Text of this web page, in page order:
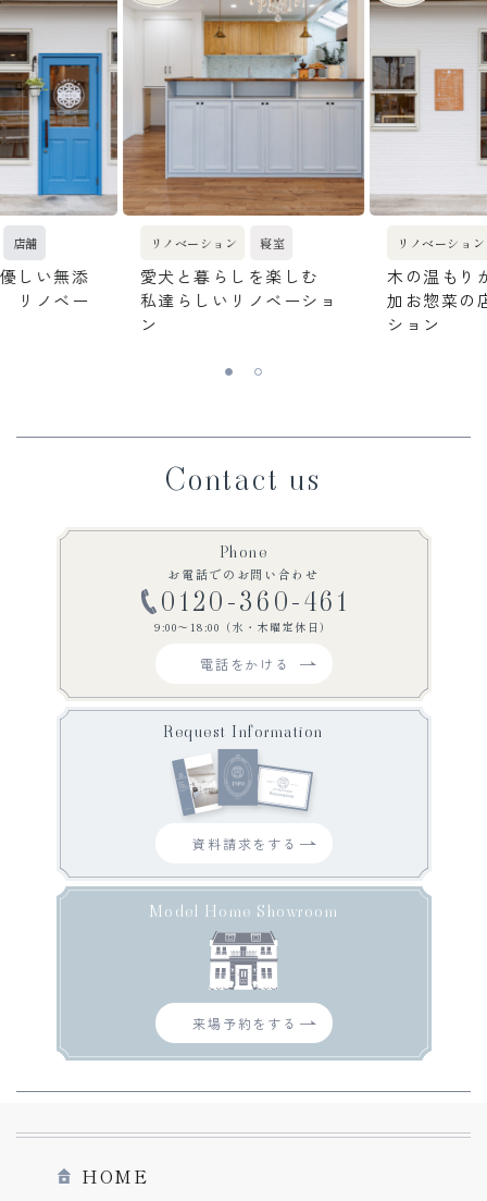
店舗
しい無添
リノベー
リノベーション 寝室
愛犬と暮らしを楽しむ
私達らしいリノベーショ
ン
リノベーション
木の温もり
加お惣菜
ション
Contact us
Phone
お電話でのお問い合わせ
0120-360-461
9:00〜18:00（水・木曜定休日）
電話をかける
Request Information
資料請求をする
Model Home Showroom
来場予約をする
HOME